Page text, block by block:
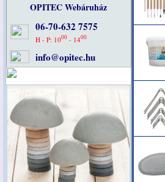
OPITEC Webáruház
06-70-632 7575
H - P: 1000- 1400
info@opitec.hu